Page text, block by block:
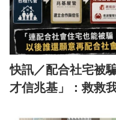
快訊／配合社宅被
才信兆基」：救救